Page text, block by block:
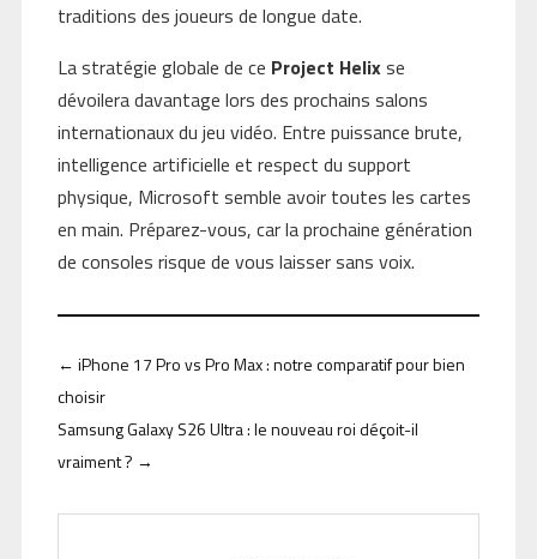
traditions des joueurs de longue date.
La stratégie globale de ce Project Helixse
dévoilera davantage lors des prochains salons
internationaux du jeu vidéo. Entre puissance brute,
intelligence artificielle et respect du support
physique, Microsoft semble avoir toutes les cartes
en main. Préparez-vous, car la prochaine génération
de consoles risque de vous laisser sans voix.
← iPhone 17 Pro vs Pro Max : notre comparatif pour bien
choisir
Samsung Galaxy S26 Ultra : le nouveau roi déçoit-il
vraiment ? →